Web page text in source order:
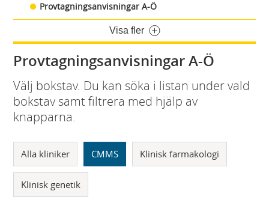
Provtagningsanvisningar A-Ö
Visa fler
Provtagningsanvisningar A-Ö
Välj bokstav. Du kan söka i listan under vald
bokstav samt filtrera med hjälp av
knapparna.
Alla kliniker CMMS Klinisk farmakologi
Klinisk genetik